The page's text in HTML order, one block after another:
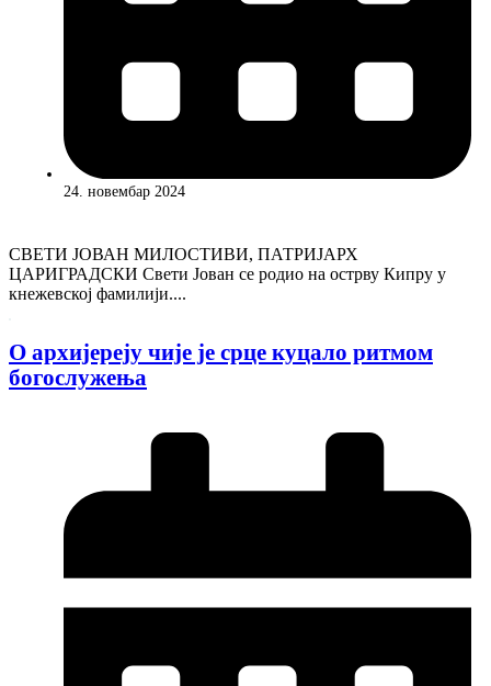
24. новембар 2024
СВЕТИ ЈОВАН МИЛОСТИВИ, ПАТРИЈАРХ
ЦАРИГРАДСКИ Свети Јован се родио на острву Кипру у
кнежевској фамилији....
О архијереју чије је срце куцало ритмом
богослужења